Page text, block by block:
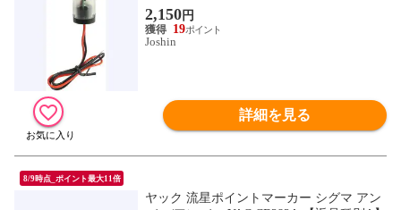
2,150円
19
Joshin
詳細を見る
8/9時点_ポイント最大11倍
ヤック 流星ポイントマーカー シグマ アン